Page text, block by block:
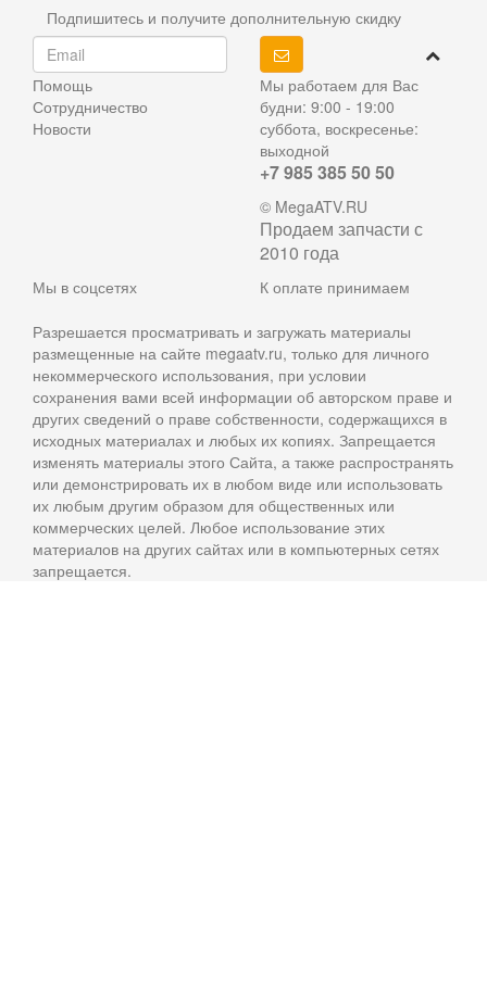
Подпишитесь и получите дополнительную скидку
Помощь
Сотрудничество
Новости
Мы работаем для Вас
будни: 9:00 - 19:00
суббота, воскресенье:
выходной
+7 985 385 50 50
© MegaATV.RU
Продаем запчасти с
2010 года
Мы в соцсетях К оплате принимаем
Разрешается просматривать и загружать материалы
размещенные на сайте megaatv.ru, только для личного
некоммерческого использования, при условии
сохранения вами всей информации об авторском праве и
других сведений о праве собственности, содержащихся в
исходных материалах и любых их копиях. Запрещается
изменять материалы этого Сайта, а также распространять
или демонстрировать их в любом виде или использовать
их любым другим образом для общественных или
коммерческих целей. Любое использование этих
материалов на других сайтах или в компьютерных сетях
запрещается.